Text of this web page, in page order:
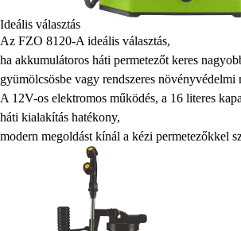
Ideális választás
Az FZO 8120-A ideális választás,
ha akkumulátoros háti permetezőt keres
gyümölcsösbe vagy rendszeres növényvédelmi
A 12V-os elektromos működés, a 16 literes
háti kialakítás hatékony,
modern megoldást kínál a kézi permetezőkkel